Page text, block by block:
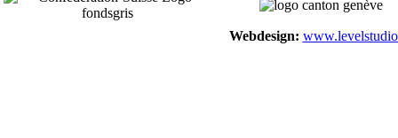
Webdesign: